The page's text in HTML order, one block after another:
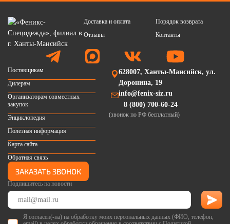
Доставка и оплата
Порядок возврата
Отзывы
Контакты
Подпишитесь на новости
Я согласен(-на) на обработку моих персональных данных (ФИО, телефон,
Поставщикам
Дилерам
Организаторам совместных
закупок
Энциклопедия
Полезная информация
Карта сайта
Обратная связь
628007, Ханты-Мансийск, ул.
Доронина, 19
info@fenix-siz.ru
8 (800) 700-60-24
(звонок по РФ бесплатный)
ЗАКАЗАТЬ ЗВОНОК